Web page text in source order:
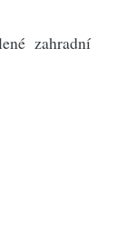
zahradní